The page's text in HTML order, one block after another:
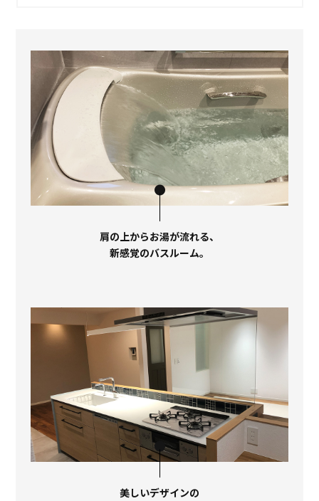
肩の上からお湯が流れる、
新感覚のバスルーム。
美しいデザインの